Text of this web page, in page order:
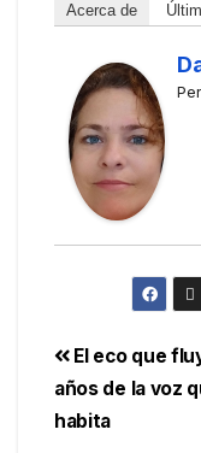
Acerca de
El eco que
años de la voz
habita